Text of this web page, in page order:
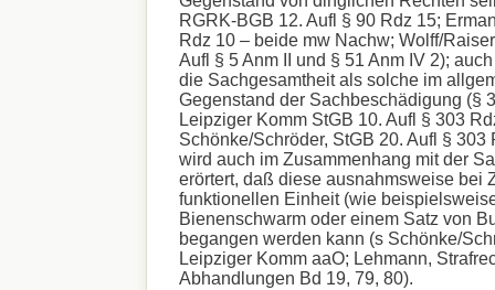
RGRK-BGB 12. Aufl § 90 Rdz 15;
Rdz 10 – beide mw Nachw; Wolff/
Aufl § 5 Anm II und § 51 Anm IV 2);
die Sachgesamtheit als solche im
Gegenstand der Sachbeschädigung (§
Leipziger Komm StGB 10. Aufl § 303
Schönke/Schröder, StGB 20. Aufl § 303
wird auch im Zusammenhang mit der
erörtert, daß diese ausnahmsweise bei
funktionellen Einheit (wie
Bienenschwarm oder einem Satz von
begangen werden kann (s Schönke/
Leipziger Komm aaO; Lehmann,
Abhandlungen Bd 19, 79, 80).